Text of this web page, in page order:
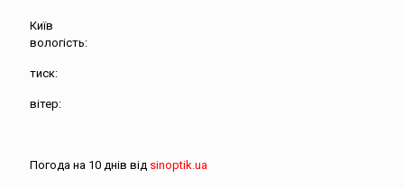
Київ
вологість:
тиск:
вітер:
Погода на 10 днів від sinoptik.ua